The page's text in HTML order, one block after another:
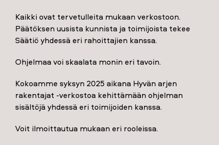
Kaikki ovat tervetulleita mukaan verkostoon.
Päätöksen uusista kunnista ja toimijoista tekee
Säätiö yhdessä eri rahoittajien kanssa.
Ohjelmaa voi skaalata monin eri tavoin.
Kokoamme syksyn 2025 aikana Hyvän arjen
rakentajat -verkostoa kehittämään ohjelman
sisältöjä yhdessä eri toimijoiden kanssa.
Voit ilmoittautua mukaan eri rooleissa.